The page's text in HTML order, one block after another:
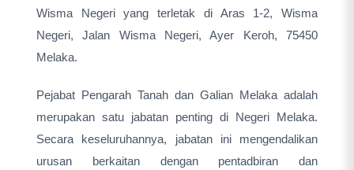
Wisma Negeri yang terletak di Aras 1-2, Wisma
Negeri, Jalan Wisma Negeri, Ayer Keroh, 75450
Melaka.
Pejabat Pengarah Tanah dan Galian Melaka adalah
merupakan satu jabatan penting di Negeri Melaka.
Secara keseluruhannya, jabatan ini mengendalikan
urusan berkaitan dengan pentadbiran dan